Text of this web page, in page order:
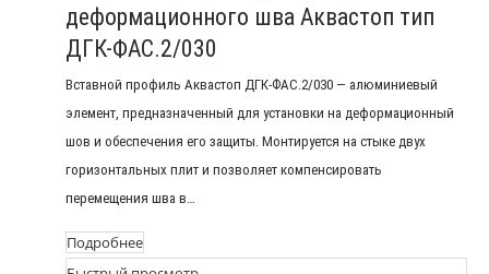
деформационного шва Аквастоп тип
ДГК-ФАС.2/030
Вставной профиль Аквастоп ДГК-ФАС.2/030 — алюминиевый
элемент, предназначенный для установки на деформационный
шов и обеспечения его защиты. Монтируется на стыке двух
горизонтальных плит и позволяет компенсировать
перемещения шва в…
Подробнее